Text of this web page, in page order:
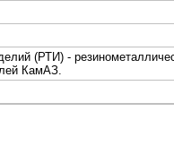
(РТИ) -
КамАЗ.